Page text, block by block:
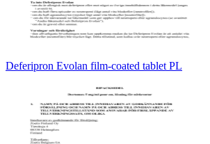
Deferipron Evolan film-coated tablet PL